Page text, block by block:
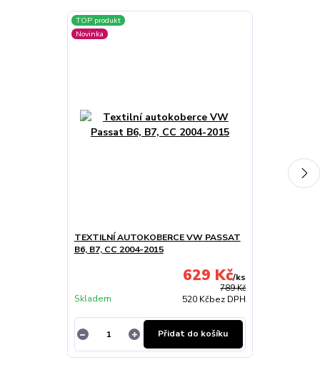
TOP produkt
Novinka
TEXTILNÍ AUTOKOBERCE VW PASSAT
B6, B7, CC 2004-2015
789 Kč
629 Kč/ks
520 Kčbez DPH
Skladem
Přidat do košíku